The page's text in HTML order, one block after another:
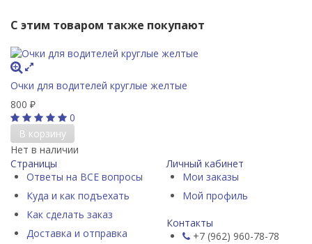
С этим товаром также покупают
Очки для водителей круглые желтые
800 ₽
0
В корзину
Нет в наличии
Страницы
Ответы на ВСЕ вопросы
Куда и как подъехать
Как сделать заказ
Доставка и отправка
Личный кабинет
Мои заказы
Мой профиль
Контакты
+7 (962) 960-78-78